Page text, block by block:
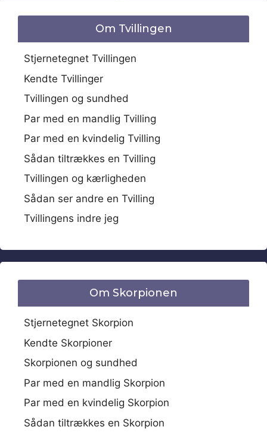
Om Tvillingen
Stjernetegnet Tvillingen
Kendte Tvillinger
Tvillingen og sundhed
Par med en mandlig Tvilling
Par med en kvindelig Tvilling
Sådan tiltrækkes en Tvilling
Tvillingen og kærligheden
Sådan ser andre en Tvilling
Tvillingens indre jeg
Om Skorpionen
Stjernetegnet Skorpion
Kendte Skorpioner
Skorpionen og sundhed
Par med en mandlig Skorpion
Par med en kvindelig Skorpion
Sådan tiltrækkes en Skorpion